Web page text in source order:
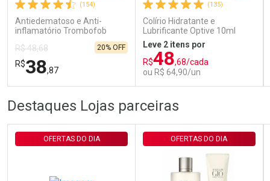
Comprar sem Desconto
Por R$ 29,30/cada
Comprar sem Desconto
Por R$ 29,30/cada
(154)
Antiedematoso e Anti-
inflamatório Trombofob
R$ 48,68
R$38,87
20% OFF
FECHAR
Laboratório
FECHAR
Por Menos
(135)
Colírio Hidratante e
Lubrificante Optive 10ml
Leve 2 itens por
R$48,68/cada
ou R$ 64,90/un
Destaques Lojas parceiras
OFERTAS DO DIA OFERTAS DO DIA